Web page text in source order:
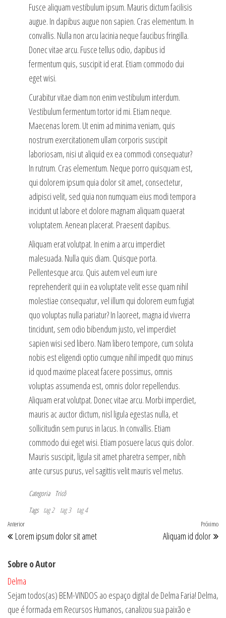
Fusce aliquam vestibulum ipsum. Mauris dictum facilisis
augue. In dapibus augue non sapien. Cras elementum. In
convallis. Nulla non arcu lacinia neque faucibus fringilla.
Donec vitae arcu. Fusce tellus odio, dapibus id
fermentum quis, suscipit id erat. Etiam commodo dui
eget wisi.
Curabitur vitae diam non enim vestibulum interdum.
Vestibulum fermentum tortor id mi. Etiam neque.
Maecenas lorem. Ut enim ad minima veniam, quis
nostrum exercitationem ullam corporis suscipit
laboriosam, nisi ut aliquid ex ea commodi consequatur?
In rutrum. Cras elementum. Neque porro quisquam est,
qui dolorem ipsum quia dolor sit amet, consectetur,
adipisci velit, sed quia non numquam eius modi tempora
incidunt ut labore et dolore magnam aliquam quaerat
voluptatem. Aenean placerat. Praesent dapibus.
Aliquam erat volutpat. In enim a arcu imperdiet
malesuada. Nulla quis diam. Quisque porta.
Pellentesque arcu. Quis autem vel eum iure
reprehenderit qui in ea voluptate velit esse quam nihil
molestiae consequatur, vel illum qui dolorem eum fugiat
quo voluptas nulla pariatur? In laoreet, magna id viverra
tincidunt, sem odio bibendum justo, vel imperdiet
sapien wisi sed libero. Nam libero tempore, cum soluta
nobis est eligendi optio cumque nihil impedit quo minus
id quod maxime placeat facere possimus, omnis
voluptas assumenda est, omnis dolor repellendus.
Aliquam erat volutpat. Donec vitae arcu. Morbi imperdiet,
mauris ac auctor dictum, nisl ligula egestas nulla, et
sollicitudin sem purus in lacus. In convallis. Etiam
commodo dui eget wisi. Etiam posuere lacus quis dolor.
Mauris suscipit, ligula sit amet pharetra semper, nibh
ante cursus purus, vel sagittis velit mauris vel metus.
Categoria
Tricô
Tags tag 2 tag 3 tag 4
Navegação
de
Post
Post
anterior
Anterior
Lorem ipsum dolor sit amet
Próximo
Aliquam id dolor
Sobre o Autor
Delma
Sejam todos(as) BEM-VINDOS ao espaço digital de Delma Faria! Delma,
que é formada em Recursos Humanos, canalizou sua paixão e